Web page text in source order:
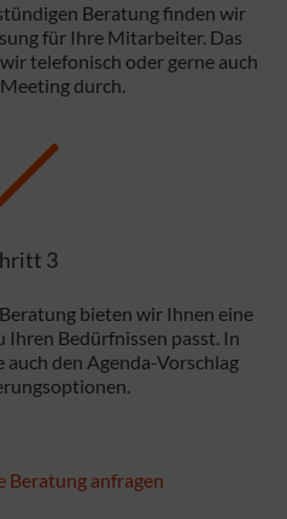
Beratung finden wir
für Ihre Mitarbeiter. Das
telefonisch oder gerne auch
durch.
3
bieten wir Ihnen eine
Ihren Bedürfnissen passt. In
den Agenda-Vorschlag
Beratung anfragen